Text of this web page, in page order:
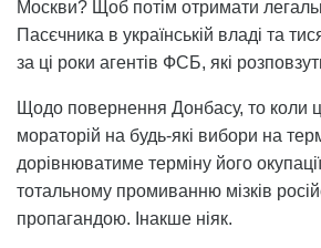
Москви? Щоб потім отримати
Пасєчника в українській владі та
за ці роки агентів ФСБ, які
Щодо повернення Донбасу, то коли
мораторій на будь-які вибори на
дорівнюватиме терміну його
тотальному промиванню мізків
пропагандою. Інакше ніяк.